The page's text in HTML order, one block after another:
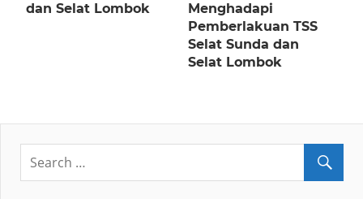
dan Selat Lombok
Menghadapi
Pemberlakuan TSS
Selat Sunda dan
Selat Lombok